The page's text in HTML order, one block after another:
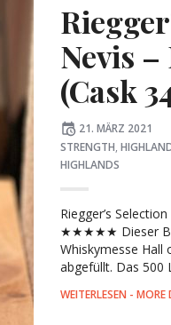
Nevis
(Cask
Posted
on
21. MÄRZ 2021
STRENGTH,
HIGHLANDS
Riegger’s
★★★★★ Dieser
Whiskymesse Hall
abgefüllt. Das 500
MORE